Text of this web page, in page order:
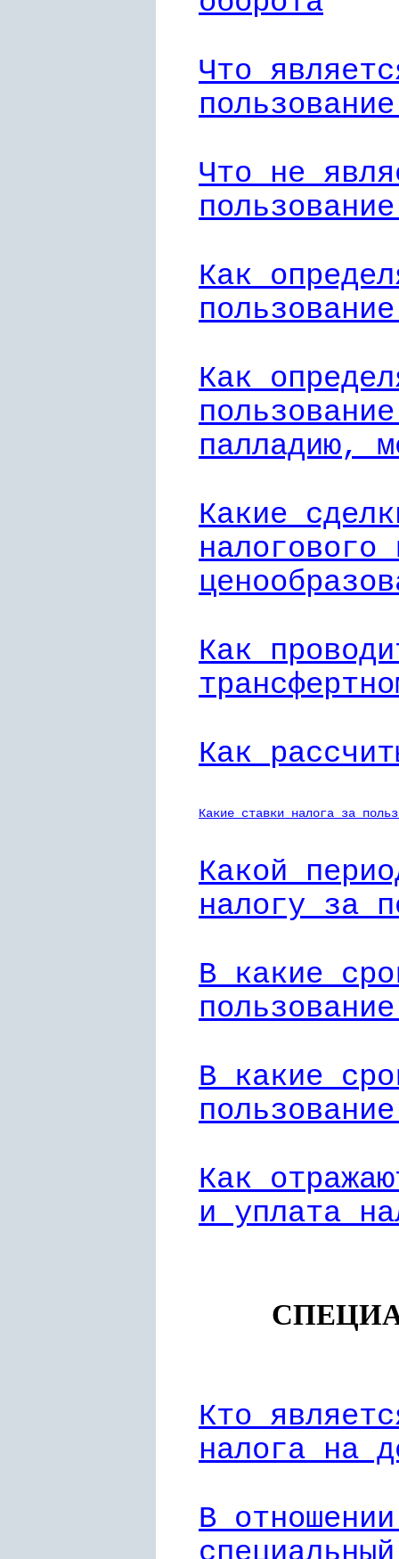
Что
Что не
Как
Как
палладию,
Какие
налогового
Как
Как
Какие ставки налога за
Какой
налогу за
В какие
В какие
Как
и уплата
Кто
налога на
В